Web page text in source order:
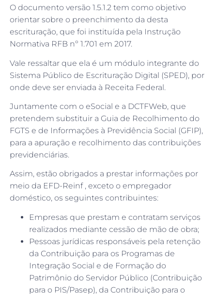
O documento versão 1.5.1.2 tem como objetivo
orientar sobre o preenchimento da desta
escrituração, que foi instituída pela Instrução
Normativa RFB nº 1.701 em 2017.
Vale ressaltar que ela é um módulo integrante do
Sistema Público de Escrituração Digital (SPED), por
onde deve ser enviada à Receita Federal.
Juntamente com o eSocial e a DCTFWeb, que
pretendem substituir a Guia de Recolhimento do
FGTS e de Informações à Previdência Social (GFIP),
para a apuração e recolhimento das contribuições
previdenciárias.
Assim, estão obrigados a prestar informações por
meio da EFD-Reinf , exceto o empregador
doméstico, os seguintes contribuintes:
Empresas que prestam e contratam serviços
realizados mediante cessão de mão de obra;
Pessoas jurídicas responsáveis pela retenção
da Contribuição para os Programas de
Integração Social e de Formação do
Patrimônio do Servidor Público (Contribuição
para o PIS/Pasep), da Contribuição para o